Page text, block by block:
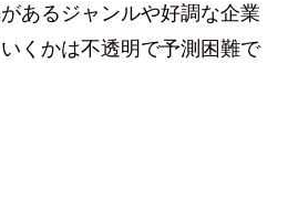
あるジャンルや好調な企業
くかは不透明で予測困難で